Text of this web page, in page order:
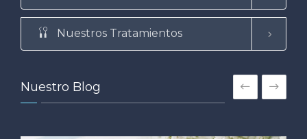
Nuestros Tratamientos
Nuestro Blog